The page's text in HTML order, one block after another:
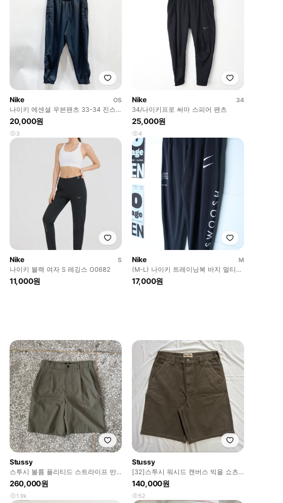
Nike
OS
나이키 에센셜 우븐팬츠 33-34 진스
센스
20,000원
3
Nike
34
34/나이키프로 써마 스피어 팬츠
25,000원
4
Nike
S
나이키 블랙 여자 S 레깅스 O0682
11,000원
Nike
M
(M-L) 나이키 트레이닝복 바지 멀티스
우시 조거 에이징-P10764
17,000원
Stussy
스투시 볼륨 플리티드 스트라이프 반
바지
260,000원
1.9k
Stussy
[32]스투시 워시드 캔버스 빅올 쇼츠
브라운
140,000원
52